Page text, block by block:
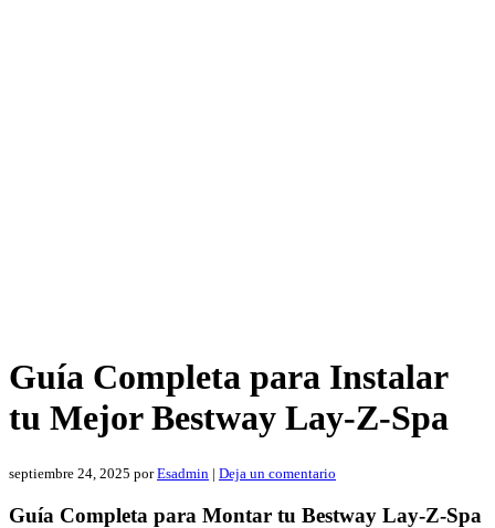
Guía Completa para Instalar
tu Mejor Bestway Lay-Z-Spa
septiembre 24, 2025 porEsadmin | Deja un comentario
Guía Completa para Montar tu Bestway Lay-Z-Spa